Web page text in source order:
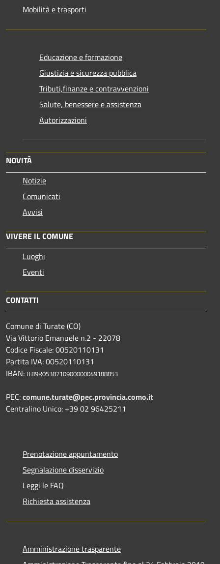
Mobilità e trasporti
Educazione e formazione
Giustizia e sicurezza pubblica
Tributi,finanze e contravvenzioni
Salute, benessere e assistenza
Autorizzazioni
NOVITÀ
Notizie
Comunicati
Avvisi
VIVERE IL COMUNE
Luoghi
Eventi
CONTATTI
Comune di Turate (CO)
Via Vittorio Emanuele n.2 - 22078
Codice Fiscale: 00520110131
Partita IVA: 00520110131
IBAN: IT89R0538710900000049188853
PEC:comune.turate@pec.provincia.como.it
Centralino Unico: +39 02 96425211
Prenotazione appuntamento
Segnalazione disservizio
Leggi le FAQ
Richiesta assistenza
Amministrazione trasparente